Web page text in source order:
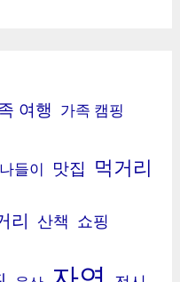
여행 가족 캠핑
나들이 맛집 먹거리
리 산책 쇼핑